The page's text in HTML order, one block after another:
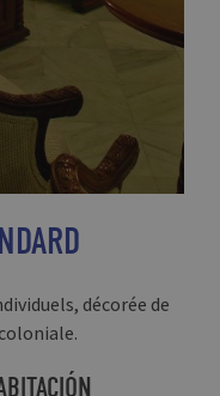
décorée de